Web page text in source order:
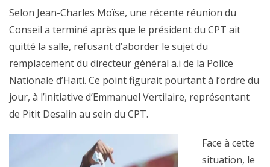
Selon Jean-Charles Moïse, une récente réunion du
Conseil a terminé après que le président du CPT ait
quitté la salle, refusant d’aborder le sujet du
remplacement du directeur général a.i de la Police
Nationale d’Haïti. Ce point figurait pourtant à l’ordre du
jour, à l’initiative d’Emmanuel Vertilaire, représentant
de Pitit Desalin au sein du CPT.
Face à cette
situation, le